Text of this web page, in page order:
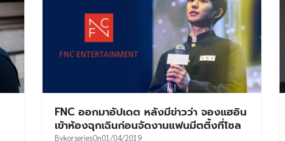
FNC ออกมาอัปเดต หลังมีข่าวว่า จองแฮอิน
เข้าห้องฉุกเฉินก่อนจัดงานแฟนมีตติ้งที่โซล
BykorseriesOn01/04/2019